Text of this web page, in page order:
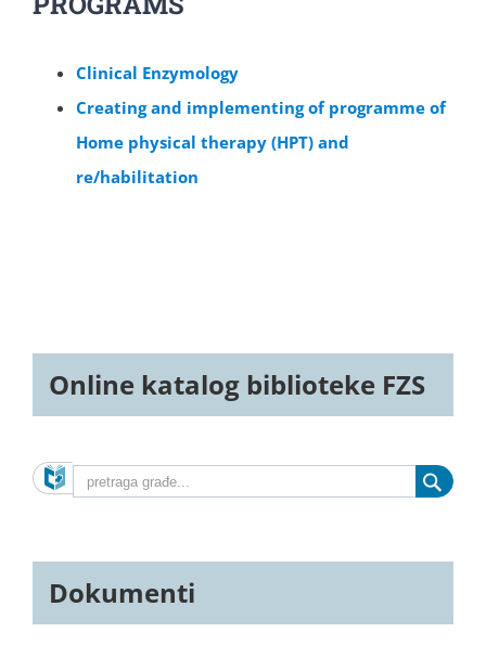
Clinical Enzymology
Creating and implementing of programme of
Home physical therapy (HPT) and
re/habilitation
Online katalog biblioteke FZS
Dokumenti